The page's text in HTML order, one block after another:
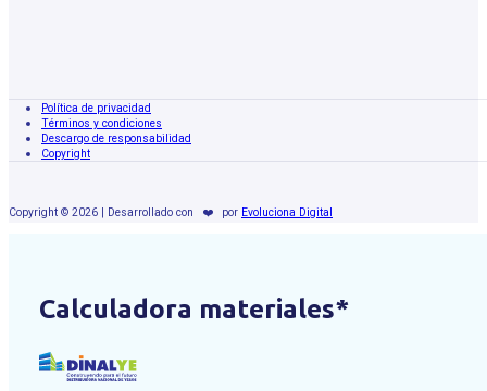
Política de privacidad
Términos y condiciones
Descargo de responsabilidad
Copyright
Copyright © 2026 | Desarrollado con ❤️ por Evoluciona Digital
Calculadora materiales*